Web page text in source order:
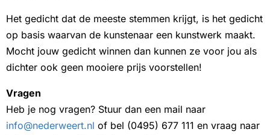
Het gedicht dat de meeste stemmen krijgt, is het gedicht
op basis waarvan de kunstenaar een kunstwerk maakt.
Mocht jouw gedicht winnen dan kunnen ze voor jou als
dichter ook geen mooiere prijs voorstellen!
Vragen
Heb je nog vragen? Stuur dan een mail naar
info@nederweert.nl of bel (0495) 677 111 en vraag naar